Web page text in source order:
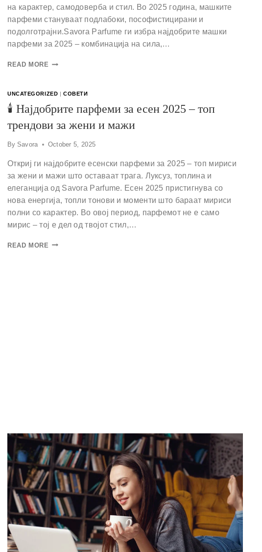
на карактер, самодоверба и стил. Во 2025 година, машките
парфеми стануваат подлабоки, пософистицирани и
подолготрајни.Savora Parfume ги избра најдобрите машки
парфеми за 2025 – комбинација на сила,…
READ MORE
UNCATEGORIZED | СОВЕТИ
🕯 Најдобрите парфеми за есен 2025 – топ
трендови за жени и мажи
By Savora October 5, 2025
Откриј ги најдобрите есенски парфеми за 2025 – топ мириси
за жени и мажи што оставаат трага. Луксуз, топлина и
елеганција од Savora Parfume. Есен 2025 пристигнува со
нова енергија, топли тонови и моменти што бараат мириси
полни со карактер. Во овој период, парфемот не е само
мирис – тој е дел од твојот стил,…
READ MORE